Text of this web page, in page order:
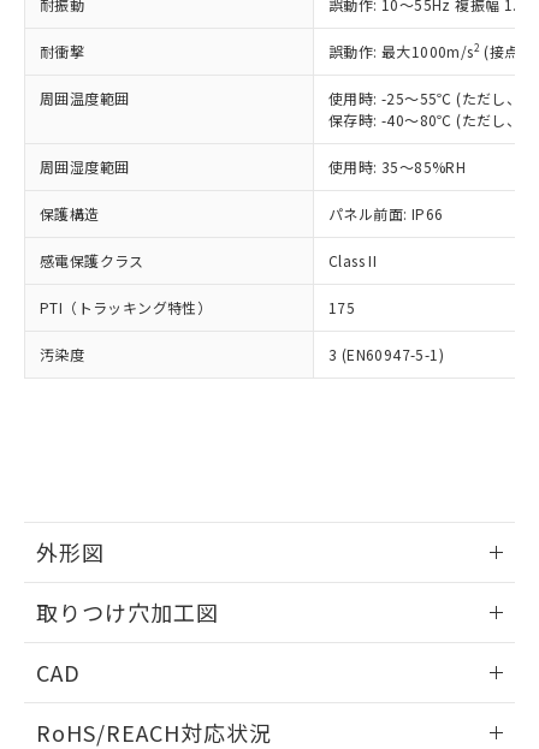
耐振動 誤動作: 10～55Hz 複振幅
耐衝撃 誤動作: 最大1000m/s2 (接点
周囲温度範囲
使用時: -25～55℃ (ただし、氷
保存時: -40～80℃ (ただし、氷
周囲湿度範囲 使用時: 35～85%RH
保護構造 パネル前面: IP66
感電保護クラス Class II
PTI（トラッキング特性） 175
汚染度 3 (EN60947-5-1)
外形図
取りつけ穴加工図
CAD
ドすることができます。
RoHS/REACH対応状況
正式な納期状況および標準価格はお客
様のお取引先、またはお客様担当のオ
ムロン制御機器販売店・当社販売員に
オムロン制御機器販売店や当社販売拠
販売ネットワーク
」をご確認
在庫状況および標準価格結果を当社の
事前の承諾なく第三者に漏洩または開
示しないようお願いします。
マイパーツ機能（部品リスト作成サー
ビス）をご利用いただくには、I-Web
メンバーズにご登録されている必要が
お客様が当ウェブサイト上で当社にご
指します。
但し、RoHS指令で産業用監視および制御機器に対する
適用除外項目は除く。
フタル酸エステル類の４物質については閾値を超える意
図的な使用がないことを確認しています。
部品在庫の切り替え状況などにより、予定
月が前後することがあります。
※3 非含有証明書ダウンロード
51物質の非含有証明書（当社基準）
※本証明書は発行日時点で非含有を証明す
るもので、過去に遡って非含有を証明する
ものではありません。
また、RoHS指令のフタル酸エステル類４
欄に対応日を記載しておりました。
既に当社にて対応品への在庫切替を完了
DBP(フタル酸ジブチル) : 1000ppm、 DIBP(フタル酸ジ
イソブチル) : 1000ppm、 BBP(フタル酸ブチルベンジ
DEHP(フタル酸ビス(2-エチルヘキシル)) : 1000ppm
準値以下であることを示します。
「10」：通常の使用状況下において有害物
質が外部に漏えいし、環境に深刻な影響を
及ぼさない年数を意味します。
「－」：未確認です。当社販売部門へお問
全に破砕するなど、違法に輸出されな
いよう必要な手段を講じます。
当社は貴社製品を、核兵器、ミサイ
ル、化学兵器、生物兵器またはその他
武器並びにこれらの製造装置等に一切
当社は、貴社製品を第三者に販売する
場合は、上記1、2および3の内容を当
該第三者に通知します。また当社は、
販売先および販売に係わる関係者が違
法に輸出するおそれがある場合は、取
り引きをいたしません。
一定数には満たないが在庫あり
－
在庫なし(最新の在庫状況につ
いては、お客様のお取引先、ま
たはお客様担当のオムロン制御
機器販売店・当社販売員にご確
空
受注生産機種、また在庫状況の
情報を公開していない機種